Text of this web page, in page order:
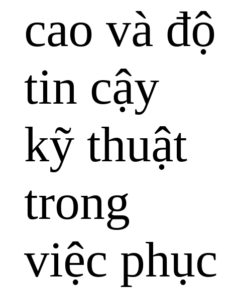
cao và độ
tin cậy
kỹ thuật
trong
việc phục